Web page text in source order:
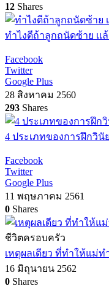
12 Shares
ทำไงดีถ้าลูกถนัดซ้าย เเ
Facebook
Twitter
Google Plus
28 สิงหาคม 2560
293 Shares
4 ประเภทของการฝึกวิ
Facebook
Twitter
Google Plus
11 พฤษภาคม 2561
0 Shares
ชีวิตครอบครัว
เหตุผลเดียว ที่ทำให้แม่ท
16 มิถุนายน 2562
0 Shares